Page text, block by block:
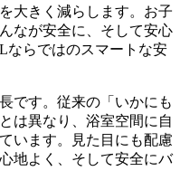
大きく減らします。お子
なが安全に、そして安心
ならではのスマートな安
です。従来の「いかにも
は異なり、浴室空間に自
います。見た目にも配慮
地よく、そして安全にバ